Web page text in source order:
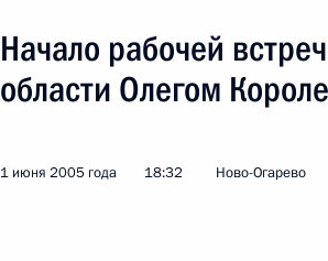
Послания Федеральному Собранию
Заявления по важнейшим вопросам
Речи и обращения
Начало рабочей
области Олегом
1 июня 2005 года 18:32 Ново-Огарево